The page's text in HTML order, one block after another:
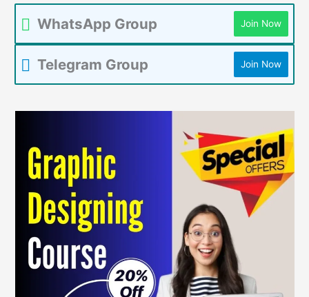
WhatsApp Group Join Now
Telegram Group Join Now